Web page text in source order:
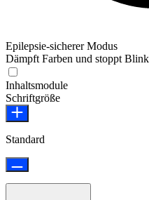
Epilepsie-sicherer Modus
Dämpft Farben und stoppt
Inhaltsmodule
Schriftgröße
Standard